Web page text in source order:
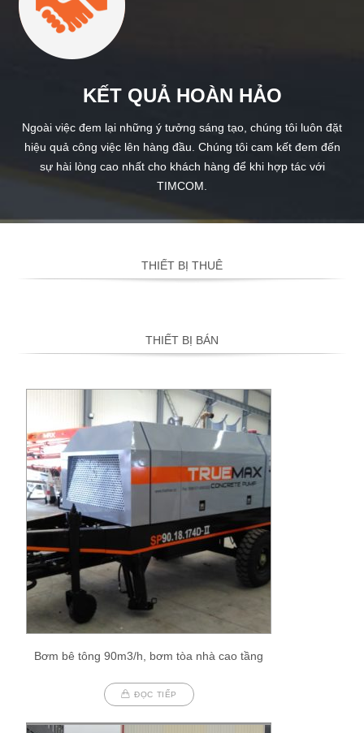
KẾT QUẢ HOÀN HẢO
Ngoài việc đem lại những ý tưởng sáng tạo, chúng tôi luôn đặt
hiệu quả công việc lên hàng đầu. Chúng tôi cam kết đem đến
sự hài lòng cao nhất cho khách hàng để khi hợp tác với
TIMCOM.
THIẾT BỊ THUÊ
THIẾT BỊ BÁN
Bơm bê tông 90m3/h, bơm tòa nhà cao tầng
ĐỌC TIẾP